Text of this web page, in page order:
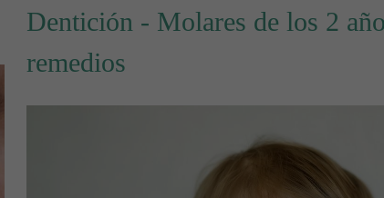
Dentición - Molares de los 2
remedios